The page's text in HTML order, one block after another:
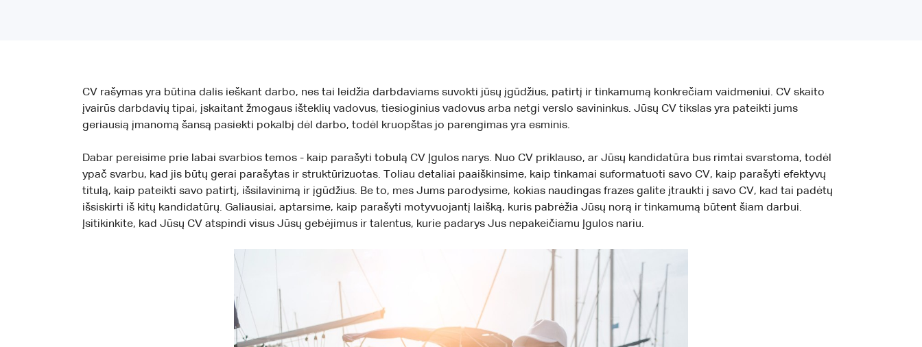
CV rašymas yra būtina dalis ieškant darbo, nes tai leidžia darbdaviams suvokti jūsų įgūdžius, patirtį ir tinkamumą konkrečiam vaidmeniui. CV skaito
įvairūs darbdavių tipai, įskaitant žmogaus išteklių vadovus, tiesioginius vadovus arba netgi verslo savininkus. Jūsų CV tikslas yra pateikti jums
geriausią įmanomą šansą pasiekti pokalbį dėl darbo, todėl kruopštas jo parengimas yra esminis.
Dabar pereisime prie labai svarbios temos - kaip parašyti tobulą CV Įgulos narys. Nuo CV priklauso, ar Jūsų kandidatūra bus rimtai svarstoma, todėl
ypač svarbu, kad jis būtų gerai parašytas ir struktūrizuotas. Toliau detaliai paaiškinsime, kaip tinkamai suformatuoti savo CV, kaip parašyti efektyvų
titulą, kaip pateikti savo patirtį, išsilavinimą ir įgūdžius. Be to, mes Jums parodysime, kokias naudingas frazes galite įtraukti į savo CV, kad tai padėtų
išsiskirti iš kitų kandidatūrų. Galiausiai, aptarsime, kaip parašyti motyvuojantį laišką, kuris pabrėžia Jūsų norą ir tinkamumą būtent šiam darbui.
Įsitikinkite, kad Jūsų CV atspindi visus Jūsų gebėjimus ir talentus, kurie padarys Jus nepakeičiamu Įgulos nariu.